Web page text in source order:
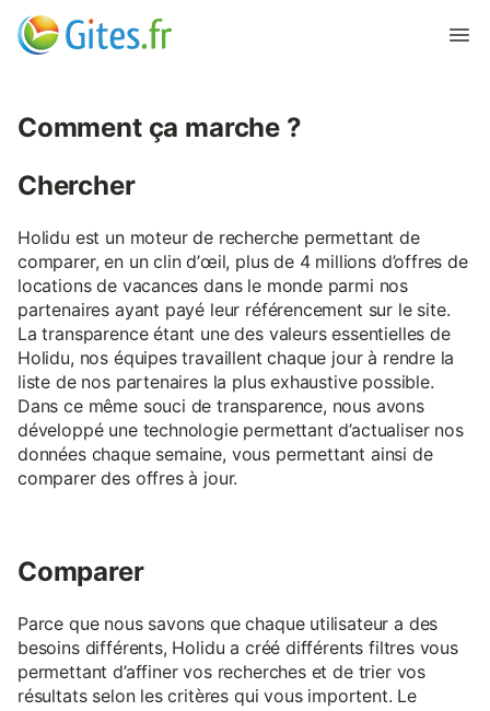
Comment ça marche ?
Chercher
Holidu est un moteur de recherche permettant de
comparer, en un clin d’œil, plus de 4 millions d’offres de
locations de vacances dans le monde parmi nos
partenaires ayant payé leur référencement sur le site.
La transparence étant une des valeurs essentielles de
Holidu, nos équipes travaillent chaque jour à rendre la
liste de nos partenaires la plus exhaustive possible.
Dans ce même souci de transparence, nous avons
développé une technologie permettant d’actualiser nos
données chaque semaine, vous permettant ainsi de
comparer des offres à jour.
Comparer
Parce que nous savons que chaque utilisateur a des
besoins différents, Holidu a créé différents filtres vous
permettant d’affiner vos recherches et de trier vos
résultats selon les critères qui vous importent. Le